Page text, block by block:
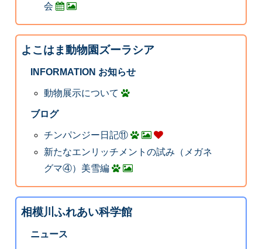
会
よこはま動物園ズーラシア
INFORMATION お知らせ
動物展示について
ブログ
チンパンジー日記⑪
新たなエンリッチメントの試み（メガネ
グマ④）美雪編
相模川ふれあい科学館
ニュース